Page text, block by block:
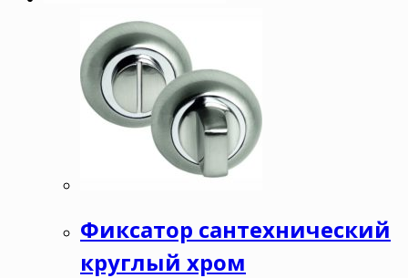
Фиксатор сантехнический
круглый хром